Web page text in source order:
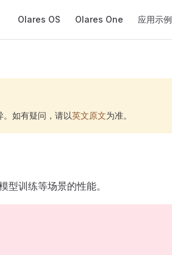
Olares OS Olares One 应用示例
如有疑问，请以英文原文为准。
训练等场景的性能。